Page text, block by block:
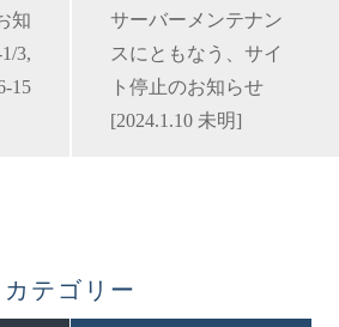
知
3,
15
サーバーメンテナン
スにともなう、サイ
ト停止のお知らせ
[2024.1.10 未明]
カテゴリー